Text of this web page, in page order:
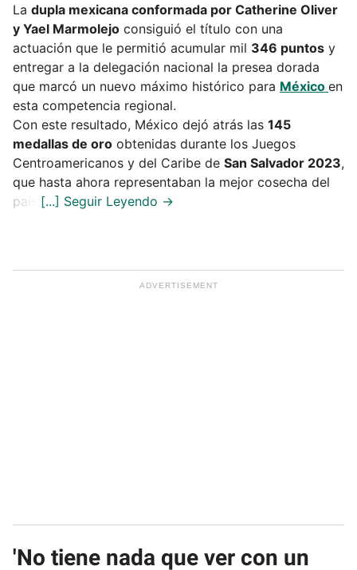
La dupla mexicana conformada por Catherine Oliver
y Yael Marmolejo consiguió el título con una
actuación que le permitió acumular mil 346 puntos y
entregar a la delegación nacional la presea dorada
que marcó un nuevo máximo histórico para México en
esta competencia regional.
Con este resultado, México dejó atrás las 145
medallas de oro obtenidas durante los Juegos
Centroamericanos y del Caribe de San Salvador 2023,
que hasta ahora representaban la mejor cosecha del
país.
'No tiene nada que ver con un